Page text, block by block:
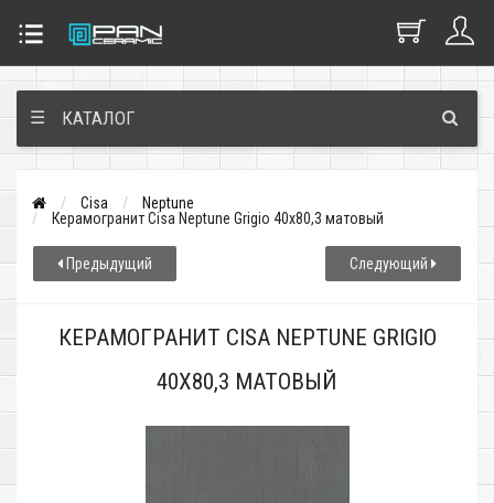
☰ КАТАЛОГ
Cisa
Neptune
Керамогранит Cisa Neptune Grigio 40x80,3 матовый
Предыдущий Следующий
КЕРАМОГРАНИТ CISA NEPTUNE GRIGIO
40X80,3 МАТОВЫЙ